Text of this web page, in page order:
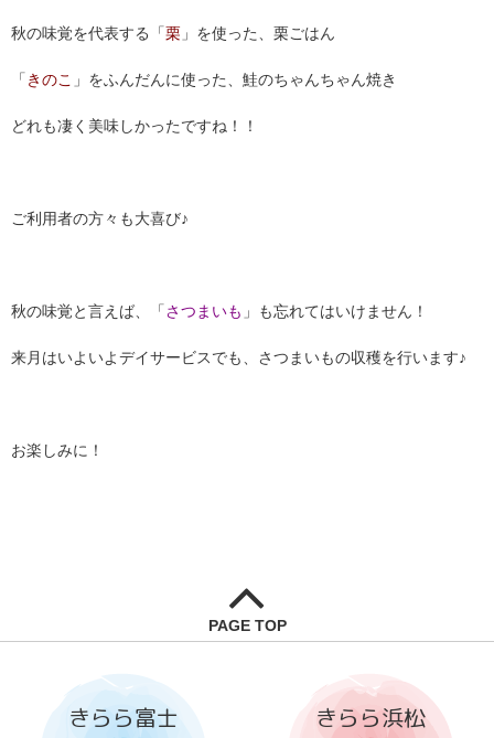
秋の味覚を代表する「栗 」を使った、栗ごはん
「 きのこ 」をふんだんに使った、鮭のちゃんちゃん焼き
どれも凄く美味しかったですね！！
ご利用者の方々も大喜び♪
秋の味覚と言えば、「さつまいも 」も忘れてはいけません！
来月はいよいよデイサービスでも、さつまいもの収穫を行います♪
お楽しみに！
PAGE TOP
きらら富士 きらら浜松